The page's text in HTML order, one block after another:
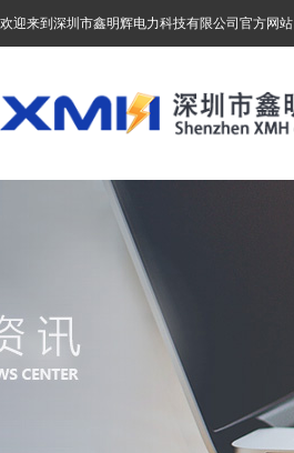
欢迎来到深圳市鑫明辉电力科技有限公司官方网站